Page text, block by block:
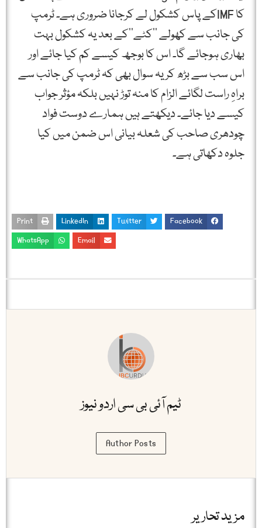
کا IMFکے پاس کشکول لے کرجانا ضروری ہے۔ ٹرمپ
کی جانب سے کھولے ’’کٹے‘‘کے بعد یہ کشکول بہت
بھاری ہوجائے گا۔ اس کا بوجھ کیسے کم کیا جائے اور
اس سب سے بڑھ کر یہ سوال بھی کہ ٹرمپ کی جانب سے
براہِ راست لگائے الزام کا منہ توڑ نہیں بلکہ مؤثر جواب
کیسے دیا جائے۔ دیکھتے ہیں ہمارے دوست فواد
چودھری صاحب کی شعلہ بیانی اس ضمن میں کیا
جلوہ دکھاتی ہے۔
Facebook
Twitter
LinkedIn
Print
Email
WhatsApp
ٹیم آئی بی سی اردو نیوز
Author Posts
مزید تحاریر